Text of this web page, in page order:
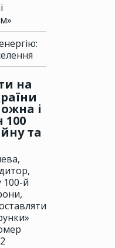
на
і
100
та
100-й